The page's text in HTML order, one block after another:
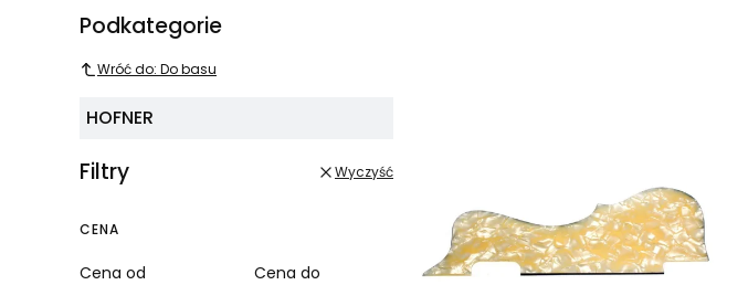
Podkategorie
Wróć do: Do basu
HOFNER
Filtry Wyczyść
CENA
Cena od
Cena do